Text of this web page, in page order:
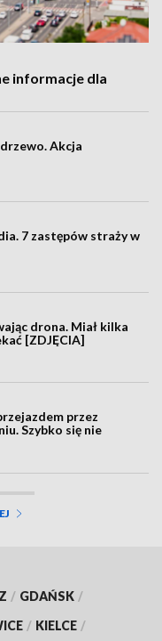
informacje dla
Akcja
7 zastępów straży w
drona. Miał kilka
[ZDJĘCIA]
przez
Szybko się nie
/ GDAŃSK /
/ KIELCE /